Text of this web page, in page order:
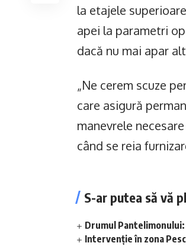
la etajele
apei la parametri
dacă nu mai apar
„Ne cerem scuze
care asigură
manevrele
când se reia
S-ar putea să vă
Drumul
Intervenție în zona